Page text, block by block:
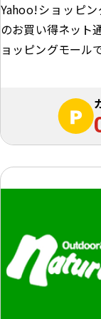
Yahoo!ショッピ
のお買い得ネット
ョッピングモールで